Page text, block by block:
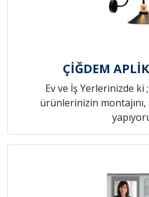
ÇİĞDEM
Ev ve İş Yerlerinizde ki
ürünlerinizin montajını,